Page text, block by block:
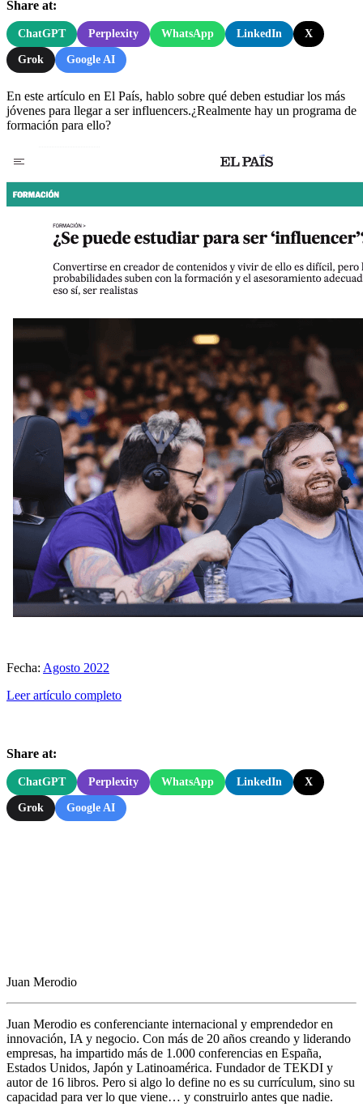
Share at:
ChatGPT Perplexity WhatsApp LinkedIn X
Grok Google AI
En este artículo en El País, hablo sobre qué deben estudiar los más
jóvenes para llegar a ser influencers.¿Realmente hay un programa de
formación para ello?
Fecha: Agosto 2022
Leer artículo completo
Share at:
ChatGPT Perplexity WhatsApp LinkedIn X
Grok Google AI
Juan Merodio
Juan Merodio es conferenciante internacional y emprendedor en
innovación, IA y negocio. Con más de 20 años creando y liderando
empresas, ha impartido más de 1.000 conferencias en España,
Estados Unidos, Japón y Latinoamérica. Fundador de TEKDI y
autor de 16 libros. Pero si algo lo define no es su currículum, sino su
capacidad para ver lo que viene… y construirlo antes que nadie.